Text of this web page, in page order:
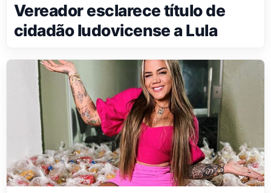
Vereador esclarece título de
cidadão ludovicense a Lula